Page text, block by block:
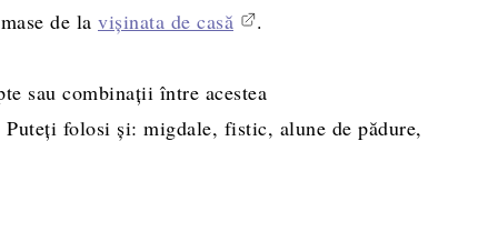
de la vișinata de casă .
sau combinații între acestea
folosi și: migdale, fistic, alune de pădure,